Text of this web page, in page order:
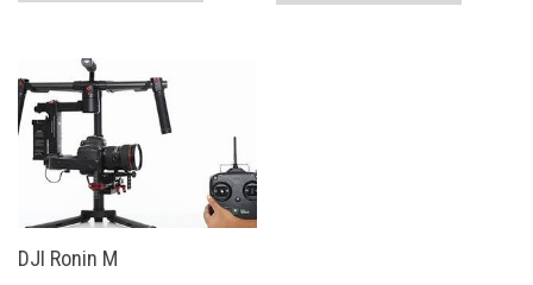
DJI Ronin M